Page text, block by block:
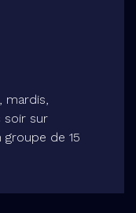
mardis,
soir sur
de 15